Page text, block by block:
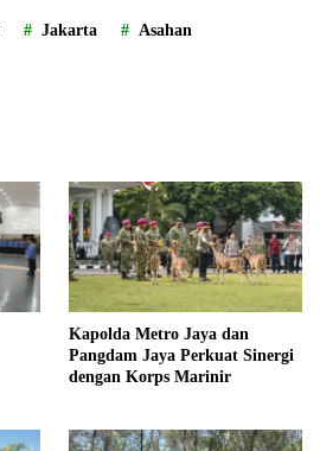
Jakarta Asahan
Kapolda Metro Jaya dan
Pangdam Jaya Perkuat Sinergi
dengan Korps Marinir